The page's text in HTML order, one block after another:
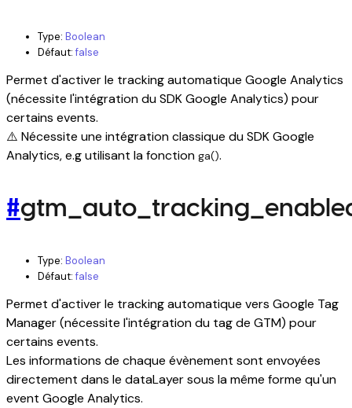
Type: Boolean
Défaut:false
Permet d'activer le tracking automatique Google Analytics
(nécessite l'intégration du SDK Google Analytics) pour
certains events.
⚠️ Nécessite une intégration classique du SDK Google
Analytics, e.g utilisant la fonction ga().
#
Type: Boolean
Défaut:false
Permet d'activer le tracking automatique vers Google Tag
Manager (nécessite l'intégration du tag de GTM) pour
certains events.
Les informations de chaque évènement sont envoyées
directement dans le dataLayer sous la même forme qu'un
event Google Analytics.